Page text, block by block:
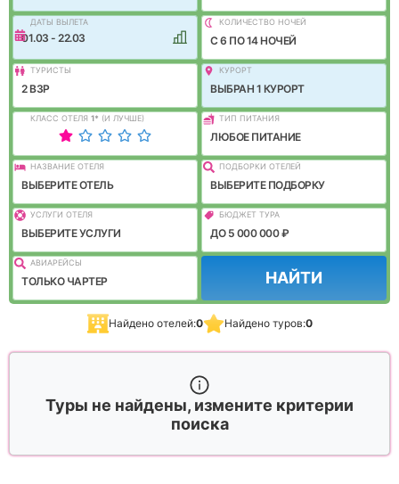
ДАТЫ ВЫЛЕТА
01.03 - 22.03
КОЛИЧЕСТВО НОЧЕЙ
C 6 ПО 14 НОЧЕЙ
ТУРИСТЫ
2 ВЗР
КУРОРТ
ВЫБРАН 1 КУРОРТ
КЛАСС ОТЕЛЯ 1* (И ЛУЧШЕ) ТИП ПИТАНИЯ
ЛЮБОЕ ПИТАНИЕ
НАЗВАНИЕ ОТЕЛЯ
ВЫБЕРИТЕ ОТЕЛЬ
ПОДБОРКИ ОТЕЛЕЙ
ВЫБЕРИТЕ ПОДБОРКУ
УСЛУГИ ОТЕЛЯ
ВЫБЕРИТЕ УСЛУГИ
БЮДЖЕТ ТУРА
ДО 5 000 000 ₽
АВИАРЕЙСЫ
ТОЛЬКО ЧАРТЕР НАЙТИ
Найдено отелей:0 Найдено туров:0
Туры не найдены, измените критерии
поиска